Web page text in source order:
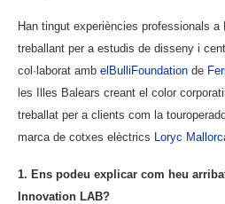
Han tingut experiències professionals a
treballant per a estudis de disseny i
col·laborat amb elBulliFoundation de
les Illes Balears creant el color
treballat per a clients com la
marca de cotxes elèctrics Loryc
1. Ens podeu explicar com heu
Innovation LAB?